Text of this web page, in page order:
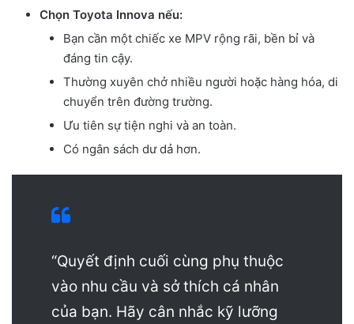
Chọn Toyota Innova nếu:
Bạn cần một chiếc xe MPV rộng rãi, bền bỉ và
đáng tin cậy.
Thường xuyên chở nhiều người hoặc hàng hóa, di
chuyển trên đường trường.
Ưu tiên sự tiện nghi và an toàn.
Có ngân sách dư dả hơn.
“Quyết định cuối cùng phụ thuộc
vào nhu cầu và sở thích cá nhân
của bạn. Hãy cân nhắc kỹ lưỡng